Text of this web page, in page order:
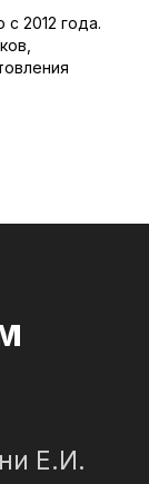
2012 года.